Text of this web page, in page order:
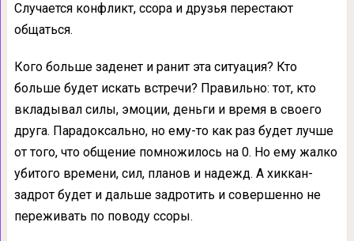
Случается конфликт, ссора и друзья перестают
общаться.
Кого больше заденет и ранит эта ситуация? Кто
больше будет искать встречи? Правильно: тот, кто
вкладывал силы, эмоции, деньги и время в своего
друга. Парадоксально, но ему-то как раз будет лучше
от того, что общение помножилось на 0. Но ему жалко
убитого времени, сил, планов и надежд. А хиккан-
задрот будет и дальше задротить и совершенно не
переживать по поводу ссоры.